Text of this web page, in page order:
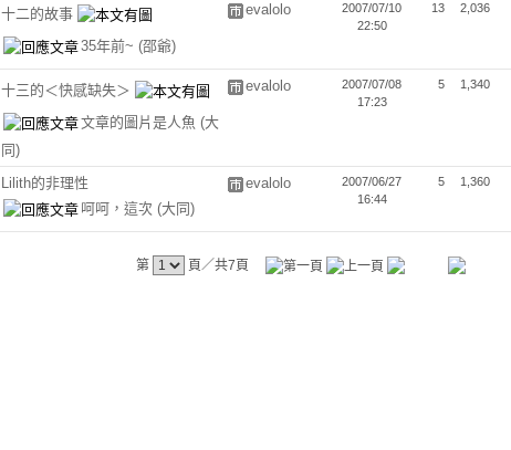
十二的故事
35年前~ (邵爺)
evalolo
2007/07/10
22:50
13 2,036
十三的＜快感缺失＞
文章的圖片是人魚 (大
同)
evalolo
2007/07/08
17:23
5 1,340
Lilith的非理性
呵呵，這次 (大同)
evalolo
2007/06/27
16:44
5 1,360
第 頁／共7頁